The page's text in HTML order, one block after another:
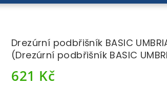
Drezúrní podbřišník BASIC
(Drezúrní podbřišník BASIC
621 Kč